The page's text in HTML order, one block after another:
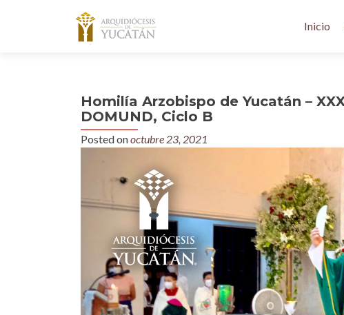
Inicio
Homilía Arzobispo de Yucatán –
DOMUND, Ciclo B
Posted onoctubre 23, 2021